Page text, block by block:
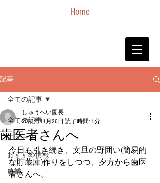
Home
記事
全ての記事
ニュース
おすすめ情報
農業
全ての記事
歯医者さんへ
しゅうへい園長
2023年11月20日 読了時間: 1分
今日も引き続き、文旦の野囲い(簡易的
な貯蔵庫)作りをしつつ、夕方から歯医
者さんへ。